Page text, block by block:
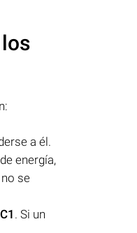
a él.
energía,
se
. Si un